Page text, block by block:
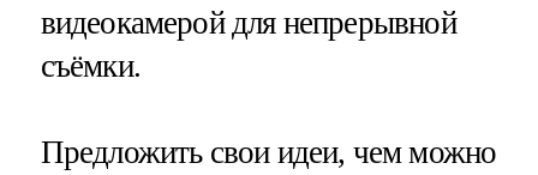
видеокамерой для непрерывной
съёмки.
Предложить свои идеи, чем можно